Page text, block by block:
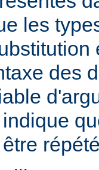
les
des